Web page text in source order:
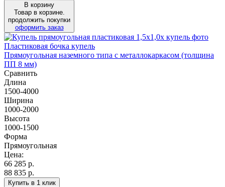
В корзину
Товар в корзине.
продолжить покупки
оформить заказ
Пластиковая бочка купель
Прямоугольная наземного типа с металлокаркасом (толщина
ПП 8 мм)
Сравнить
Длина
1500-4000
Ширина
1000-2000
Высота
1000-1500
Форма
Прямоугольная
Цена:
66 285 р.
88 835 р.
Купить в 1 клик